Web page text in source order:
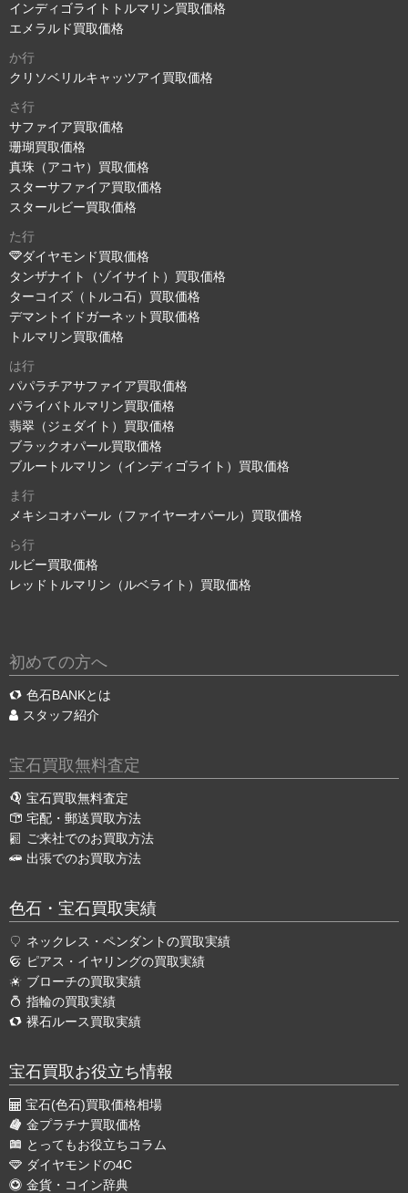
インディゴライトトルマリン買取価格
エメラルド買取価格
か行
クリソベリルキャッツアイ買取価格
さ行
サファイア買取価格
珊瑚買取価格
真珠（アコヤ）買取価格
スターサファイア買取価格
スタールビー買取価格
た行
ダイヤモンド買取価格
タンザナイト（ゾイサイト）買取価格
ターコイズ（トルコ石）買取価格
デマントイドガーネット買取価格
トルマリン買取価格
は行
パパラチアサファイア買取価格
パライバトルマリン買取価格
翡翠（ジェダイト）買取価格
ブラックオパール買取価格
ブルートルマリン（インディゴライト）買取価格
ま行
メキシコオパール（ファイヤーオパール）買取価格
ら行
ルビー買取価格
レッドトルマリン（ルベライト）買取価格
初めての方へ
色石BANKとは
スタッフ紹介
宝石買取無料査定
宝石買取無料査定
宅配・郵送買取方法
ご来社でのお買取方法
出張でのお買取方法
色石・宝石買取実績
ネックレス・ペンダントの買取実績
ピアス・イヤリングの買取実績
ブローチの買取実績
指輪の買取実績
裸石ルース買取実績
宝石買取お役立ち情報
宝石(色石)買取価格相場
金プラチナ買取価格
とってもお役立ちコラム
ダイヤモンドの4C
金貨・コイン辞典